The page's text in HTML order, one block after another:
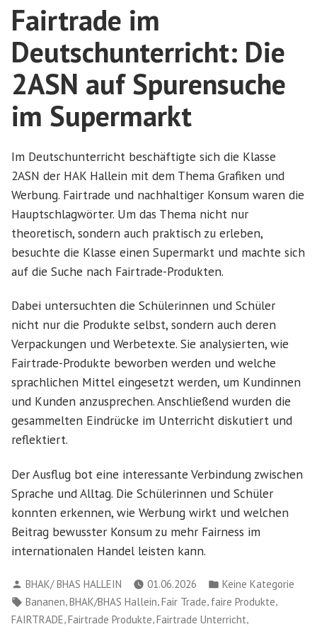
Fairtrade im
Deutschunterricht: Die
2ASN auf Spurensuche
im Supermarkt
Im Deutschunterricht beschäftigte sich die Klasse
2ASN der HAK Hallein mit dem Thema Grafiken und
Werbung. Fairtrade und nachhaltiger Konsum waren die
Hauptschlagwörter. Um das Thema nicht nur
theoretisch, sondern auch praktisch zu erleben,
besuchte die Klasse einen Supermarkt und machte sich
auf die Suche nach Fairtrade-Produkten.
Dabei untersuchten die Schülerinnen und Schüler
nicht nur die Produkte selbst, sondern auch deren
Verpackungen und Werbetexte. Sie analysierten, wie
Fairtrade-Produkte beworben werden und welche
sprachlichen Mittel eingesetzt werden, um Kundinnen
und Kunden anzusprechen. Anschließend wurden die
gesammelten Eindrücke im Unterricht diskutiert und
reflektiert.
Der Ausflug bot eine interessante Verbindung zwischen
Sprache und Alltag. Die Schülerinnen und Schüler
konnten erkennen, wie Werbung wirkt und welchen
Beitrag bewusster Konsum zu mehr Fairness im
internationalen Handel leisten kann.
Verfasst
von
BHAK/ BHAS HALLEIN 01.06.2026
Veröffentlicht
in
Keine Kategorie
Schlagwörter:
Bananen,BHAK/BHAS Hallein,Fair Trade, faire Produkte,
FAIRTRADE,Fairtrade Produkte,Fairtrade Unterricht,